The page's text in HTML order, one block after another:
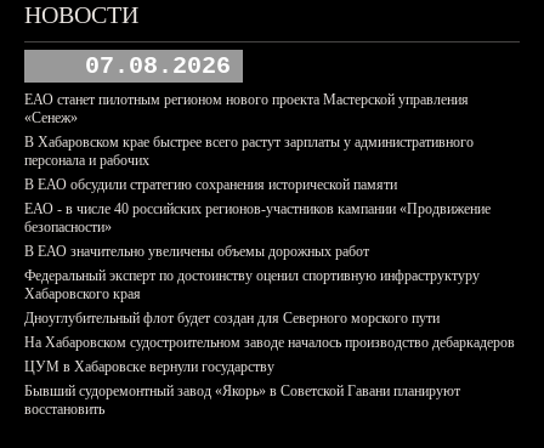
НОВОСТИ
07.08.2026
ЕАО станет пилотным регионом нового проекта Мастерской управления
«Сенеж»
В Хабаровском крае быстрее всего растут зарплаты у административного
персонала и рабочих
В ЕАО обсудили стратегию сохранения исторической памяти
ЕАО - в числе 40 российских регионов-участников кампании «Продвижение
безопасности»
В ЕАО значительно увеличены объемы дорожных работ
Федеральный эксперт по достоинству оценил спортивную инфраструктуру
Хабаровского края
Дноуглубительный флот будет создан для Северного морского пути
На Хабаровском судостроительном заводе началось производство дебаркадеров
ЦУМ в Хабаровске вернули государству
Бывший судоремонтный завод «Якорь» в Советской Гавани планируют
восстановить